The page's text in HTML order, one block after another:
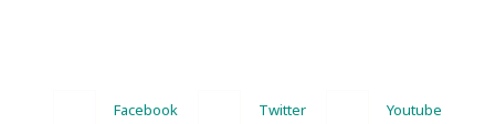
Facebook Twitter Youtube